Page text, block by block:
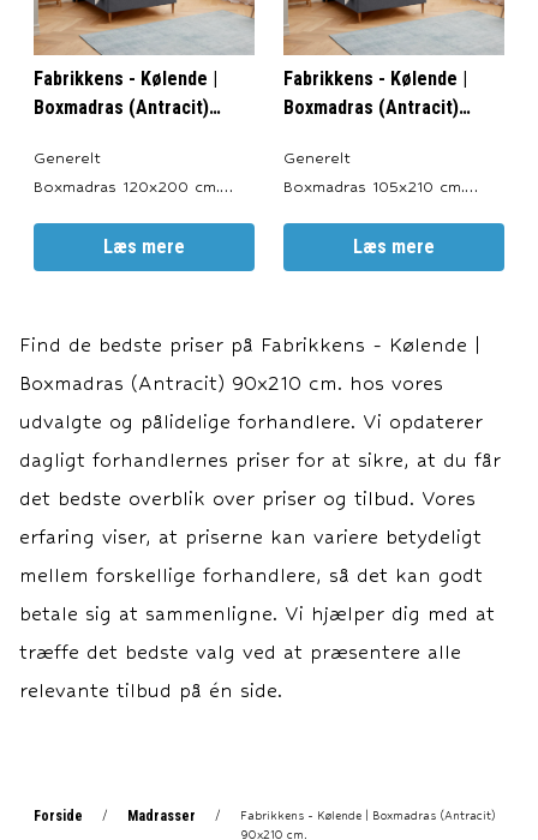
fabriksgaranti imod ramme-
og fjedrebr
fabriksgaranti imod ramme-
og fjedrebrud.
Fabrikkens - Kølende |
Boxmadras (Antracit)
Generelt
Boxmadras 120x200 cm.
Valgfri Farve: Antracitgrå,
Lysegrå, Sort og Sand.
Boxmadras: 30 cm.
Topmadras: ca. 7 cm.
Garanti 15 års
og fjedrebrud.
Læs mere
Fabrikkens - Kølende |
Boxmadras (Antracit)
Generelt
Boxmadras 105x210 cm.
Valgfri Farve: Antracitgrå,
Lysegrå, Sort og Sand.
Topmadras: ca. 7 cm.
Garanti 15 års
Læs mere
Find de bedste priser på Fabrikkens - Kølende |
Boxmadras (Antracit) 90x210 cm. hos vores
udvalgte og pålidelige forhandlere. Vi opdaterer
dagligt forhandlernes priser for at sikre, at du får
det bedste overblik over priser og tilbud. Vores
erfaring viser, at priserne kan variere betydeligt
mellem forskellige forhandlere, så det kan godt
betale sig at sammenligne. Vi hjælper dig med at
træffe det bedste valg ved at præsentere alle
relevante tilbud på én side.
Forside / Madrasser /
Fabrikkens - Kølende | Boxmadras (Antracit)
90x210 cm.